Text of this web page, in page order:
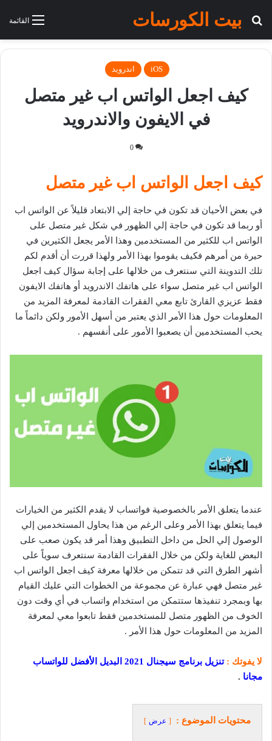
القائمة بيت الكورسات
بحث عن
iOS اندرويد
كيف اجعل الواتس اب غير متصل
في الايفون والاندرويد
0
كيف اجعل الواتس اب غير متصل
في بعض الأحيان قد تكون في حاجة إلي الابتعاد قليلاً عن الواتس اب
أو ربما قد تكون في حاجة إلي الظهور في شكل غير متصل على
الواتس اب للكثير من المستخدمين وهذا الأمر يجعل الكثيرين في
حيرة من أمرهم فكيف يقوموا بهذا الأمر ولهذا قررت أن أقدم لكم
تلك التدوينة التي سنتعرف من خلالها على إجابة سؤال كيف اجعل
الواتس اب غير متصل سواء على هاتفك الاندرويد أو هاتفك الايفون
فقط عزيزي القارئ تابع معي الفقرات القادمة لمعرفة المزيد من
المعلومات حول هذا الأمر الذي يعتبر من أسهل الأمور ولكن دائماً ما
يحب المستخدمين أن يصعبوا الأمور على أنفسهم .
عندما يتعلق الأمر بالخصوصية فواتساب لا يقدم الكثير من الخيارات
فيما يتعلق بهذا الأمر وعلى الرغم من هذا يحاول المستخدمين إلي
الوصول إلي الحل من داخل التطبيق وهذا أمر قد يكون صعب على
البعض للغاية ولكن من خلال الفقرات القادمة سنتعرف سوياً على
أشهر الطرق التي قد تتمكن من خلالها معرفة كيف اجعل الواتس اب
غير متصل فهي عبارة عن مجموعة من الخطوات التي عليك القيام
بها وبمجرد تنفيذها ستتمكن من استخدام واتساب في أي وقت دون
الخوف من الظهور متصل للمستخدمين فقط تابعوا معي لمعرفة
المزيد من المعلومات حول هذا الأمر .
لا يفوتك :
تنزيل برنامج سيجنال 2021 البديل الأفضل للواتساب
مجانا .
محتويات الموضوع : عرض